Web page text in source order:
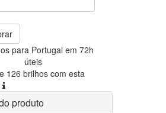
para Portugal em 72h
úteis
126 brilhos com esta
produto